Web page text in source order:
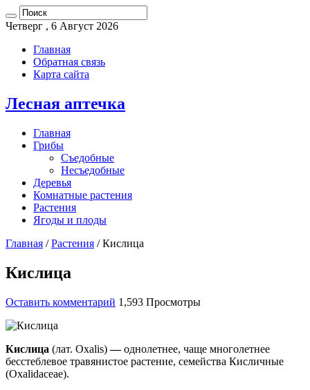
Четверг , 6 Август 2026
Главная
Обратная связь
Карта сайта
Лесная аптечка
Главная
Грибы
Съедобные
Несъедобные
Деревья
Комнатные растения
Растения
Ягоды и плоды
Главная / Растения / Кислица
Кислица
Оставить комментарий 1,593 Просмотры
Кислица (лат. Oxalis)—однолетнее, чаще многолетнее
бесстеблевое травянистое растение, семейства Кисличные
(Oxalidaceae).